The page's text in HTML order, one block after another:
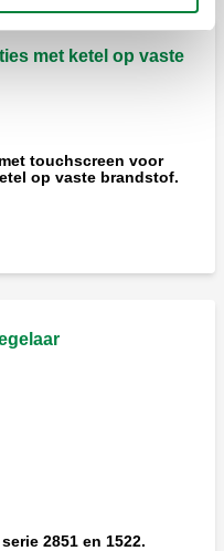
met ketel op vaste
touchscreen voor
op vaste brandstof.
2851 en 1522.